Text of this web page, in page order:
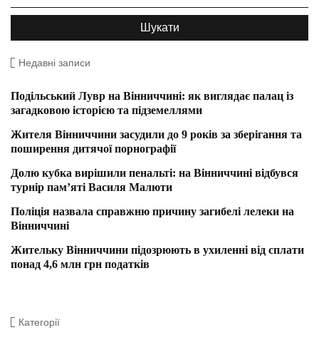
Недавні записи
Подільський Лувр на Вінниччині: як виглядає палац із
загадковою історією та підземеллями
Жителя Вінниччини засудили до 9 років за зберігання та
поширення дитячої порнографії
Долю кубка вирішили пенальті: на Вінниччині відбувся
турнір пам’яті Василя Малюти
Поліція назвала справжню причину загибелі лелеки на
Вінниччині
Жительку Вінниччини підозрюють в ухиленні від сплати
понад 4,6 млн грн податків
Категорії